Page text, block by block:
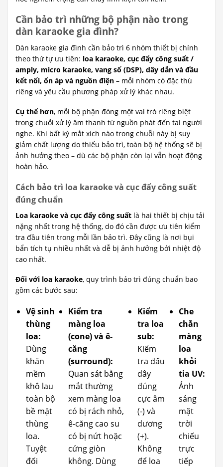
Cần bảo trì những bộ phận nào trong
dàn karaoke gia đình?
Dàn karaoke gia đình cần bảo trì 6 nhóm thiết bị chính
theo thứ tự ưu tiên: loa karaoke, cục đẩy công suất /
amply, micro karaoke, vang số (DSP), dây dẫn và đầu
kết nối, ổn áp và nguồn điện – mỗi nhóm có đặc thù
riêng và yêu cầu phương pháp xử lý khác nhau.
Cụ thể hơn, mỗi bộ phận đóng một vai trò riêng biệt
trong chuỗi xử lý âm thanh từ nguồn phát đến tai người
nghe. Khi bất kỳ mắt xích nào trong chuỗi này bị suy
giảm chất lượng do thiếu bảo trì, toàn bộ hệ thống sẽ bị
ảnh hưởng theo – dù các bộ phận còn lại vẫn hoạt động
hoàn hảo.
Cách bảo trì loa karaoke và cục đẩy công suất
đúng chuẩn
Loa karaoke và cục đẩy công suất là hai thiết bị chịu tải
nặng nhất trong hệ thống, do đó cần được ưu tiên kiểm
tra đầu tiên trong mỗi lần bảo trì. Đây cũng là nơi bụi
bẩn tích tụ nhiều nhất và dễ bị ảnh hưởng bởi nhiệt độ
cao nhất.
Đối với loa karaoke, quy trình bảo trì đúng chuẩn bao
gồm các bước sau:
Vệ sinh
thùng
loa:
Dùng
khăn
mềm
khô lau
toàn bộ
bề mặt
thùng
loa.
Tuyệt
đối
Kiểm tra
màng loa
(cone) và ê-
căng
(surround):
Quan sát bằng
mắt thường
xem màng loa
có bị rách nhỏ,
ê-căng cao su
có bị nứt hoặc
cứng giòn
không. Dùng
Kiểm
tra loa
sub:
Kiểm
tra đấu
dây
đúng
cực âm
(-) và
dương
(+).
Không
để loa
Che
chắn
màng
loa
khỏi
tia UV:
Ánh
sáng
mặt
trời
chiếu
trực
tiếp